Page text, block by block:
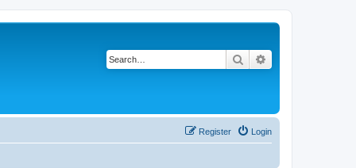
Search
Login
Register